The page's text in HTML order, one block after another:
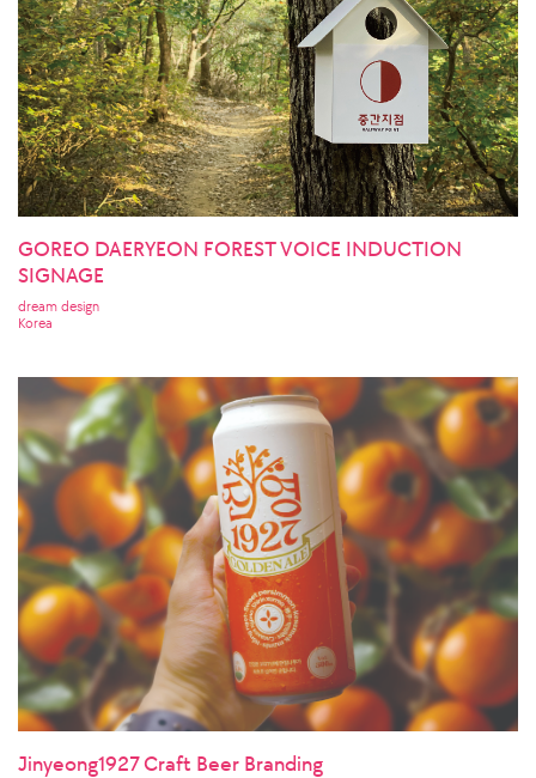
GOREO DAERYEON FOREST VOICE INDUCTION
SIGNAGE
dream design
Korea
Jinyeong1927 Craft Beer Branding